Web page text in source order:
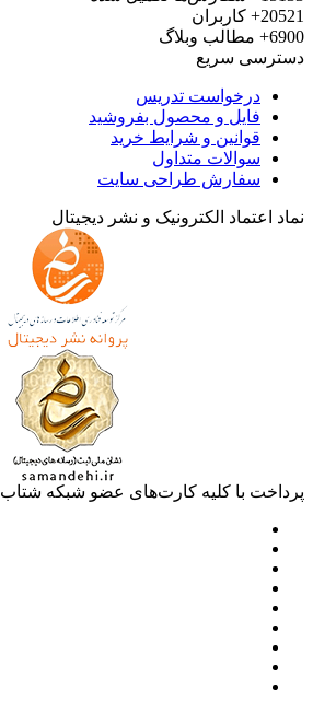
20521+
کاربران
6900+
مطالب وبلاگ
دسترسی سریع
درخواست تدریس
فایل و محصول بفروشید
قوانین و شرایط خرید
سوالات متداول
سفارش طراحی سایت
نماد اعتماد الکترونیک و نشر دیجیتال
پرداخت با کلیه کارت‌های عضو شبکه شتاب